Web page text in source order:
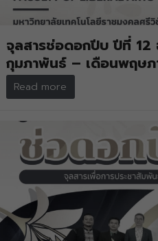
จุลสารช่อดอกปีบ ปีที่ 12
กุมภาพันธ์ – เดือนพฤษ
Read more